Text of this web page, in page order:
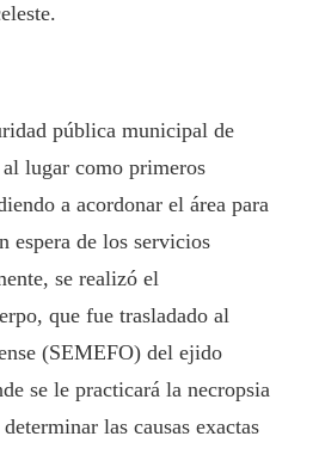
pública municipal de
lugar como primeros
a acordonar el área para
espera de los servicios
se realizó el
que fue trasladado al
(SEMEFO) del ejido
se le practicará la necropsia
las causas exactas